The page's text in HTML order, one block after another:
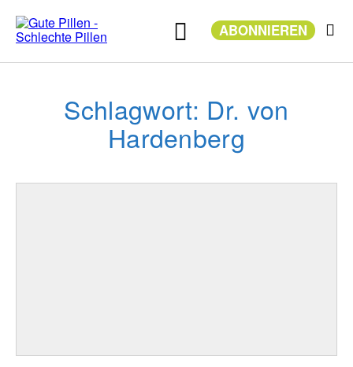
Inhalt
springen ABONNIEREN
Schlagwort: Dr. von
Hardenberg